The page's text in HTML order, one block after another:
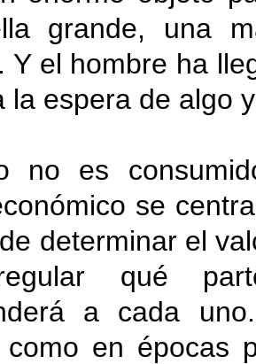
grande, una
el hombre ha
la espera de algo
no es
se
determinar el
qué
a cada
como en épocas